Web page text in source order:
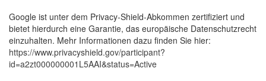
Google ist unter dem Privacy-Shield-Abkommen zertifiziert und
bietet hierdurch eine Garantie, das europäische Datenschutzrecht
einzuhalten. Mehr Informationen dazu finden Sie hier:
https://www.privacyshield.gov/participant?
id=a2zt000000001L5AAI&status=Active